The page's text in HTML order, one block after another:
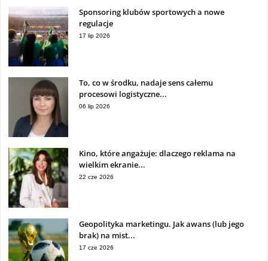
Sponsoring klubów sportowych a nowe
regulacje
17 lip 2026
To, co w środku, nadaje sens całemu
procesowi logistyczne...
06 lip 2026
Kino, które angażuje: dlaczego reklama na
wielkim ekranie...
22 cze 2026
Geopolityka marketingu. Jak awans (lub jego
brak) na mist...
17 cze 2026